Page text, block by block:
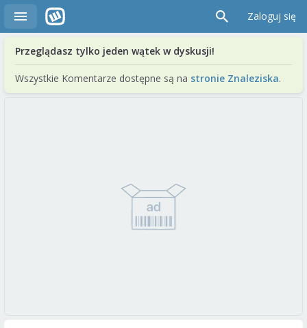
Zaloguj się
Przeglądasz tylko jeden wątek w dyskusji!
Wszystkie Komentarze dostępne są na stronie Znaleziska.